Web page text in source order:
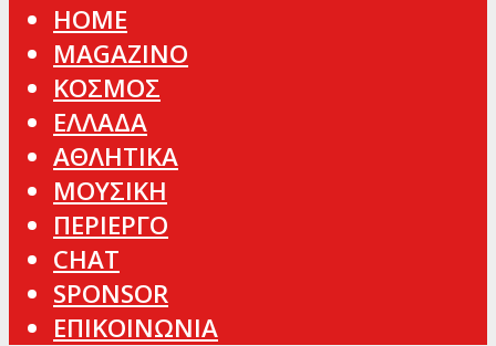
HOME
MAGAZINO
ΚΟΣΜΟΣ
ΕΛΛΑΔΑ
ΑΘΛΗΤΙΚΑ
ΜΟΥΣΙΚΗ
ΠΕΡΙΕΡΓΟ
CHAT
SPONSOR
ΕΠΙΚΟΙΝΩΝΙΑ